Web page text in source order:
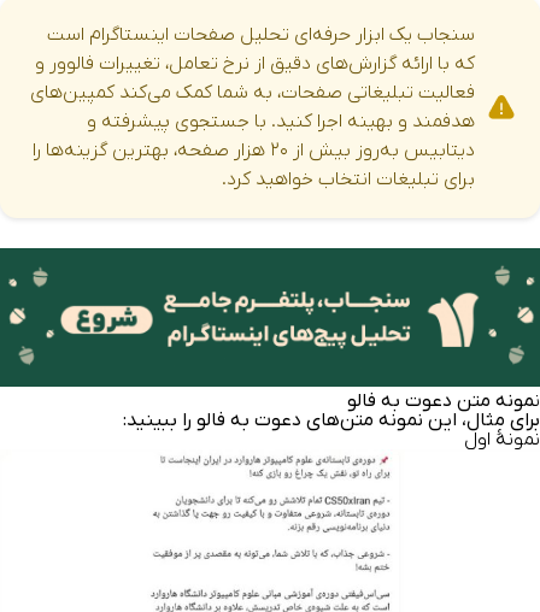
سنجاب یک ابزار حرفه‌ای تحلیل صفحات اینستاگرام است
که با ارائه گزارش‌های دقیق از نرخ تعامل، تغییرات فالوور و
فعالیت تبلیغاتی صفحات، به شما کمک می‌کند کمپین‌های
هدفمند و بهینه اجرا کنید. با جستجوی پیشرفته و
دیتابیس به‌روز بیش از ۲۰ هزار صفحه، بهترین گزینه‌ها را
برای تبلیغات انتخاب خواهید کرد.
نمونه متن دعوت به فالو
برای مثال، این نمونه متن‌های دعوت به فالو را ببینید:
نمونۀ اول